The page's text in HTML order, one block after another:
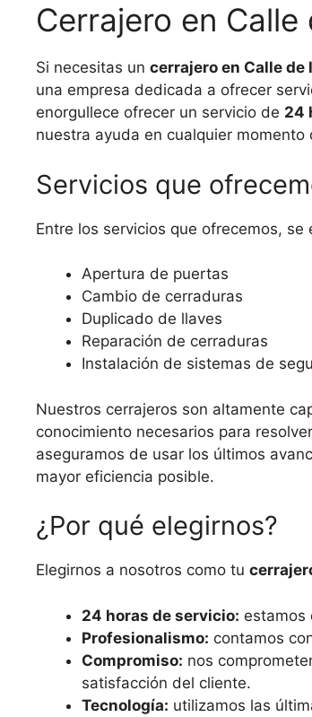
Cerrajero en
Si necesitas un cerrajero en Calle de
una empresa dedicada a ofrecer
enorgullece ofrecer un servicio de 24
nuestra ayuda en cualquier
Servicios que
Entre los servicios que ofrecemos, se
Apertura de puertas
Cambio de cerraduras
Duplicado de llaves
Reparación de cerraduras
Instalación de sistemas de
Nuestros cerrajeros son altamente
conocimiento necesarios para
aseguramos de usar los últimos
mayor eficiencia posible.
¿Por qué elegirnos?
Elegirnos a nosotros como tu
24 horas de servicio: estamos
Profesionalismo: contamos
Compromiso: nos
satisfacción del cliente.
Tecnología: utilizamos las